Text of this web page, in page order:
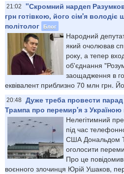
21:02
"Скромний нардеп
грн готівкою, його сім'я
політолог Блог
Народний
який очолював
року, а тепер
об'єднання
заощадження в
еквівалент приблизно 70 млн грн.
20:48 Дуже треба провести
Трампа про перемир'я з
Нелегітимний
під час
США Дональдом
оголосити
Про це повідомив
воєнного злочинця Юрій Ушаков,